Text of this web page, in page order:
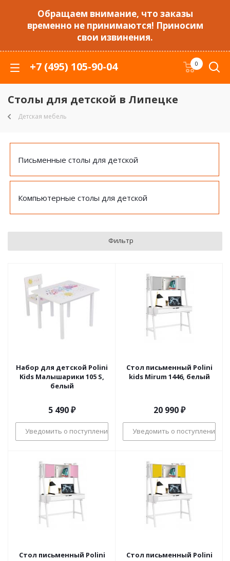
Обращаем внимание, что заказы
временно не принимаются! Приносим
свои извинения.
+7 (495) 105-90-04 0
Столы для детской в Липецке
Детская мебель
Письменные столы для детской
Компьютерные столы для детской
Фильтр
Набор для детской Polini
Kids Малышарики 105 S,
белый
5 490₽
Уведомить о поступлении
Стол письменный Polini
kids Mirum 1446, белый
20 990₽
Уведомить о поступлении
Стол письменный Polini
Стол письменный Polini